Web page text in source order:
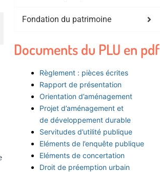
Fondation du patrimoine
Documents du PLU en pdf
Règlement : pièces écrites
Rapport de présentation
Orientation d’aménagement
Projet d’aménagement et
de développement durable
Servitudes d’utilité publique
Eléments de l’enquête publique
Eléments de concertation
Droit de préemption urbain